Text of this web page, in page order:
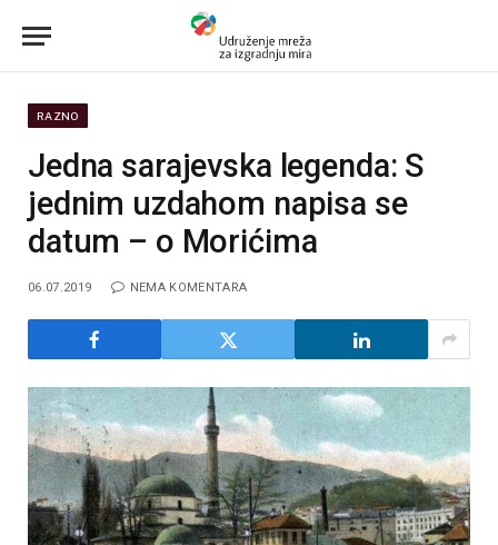
RAZNO
Jedna sarajevska legenda: S
jednim uzdahom napisa se
datum – o Morićima
06.07.2019 NEMA KOMENTARA